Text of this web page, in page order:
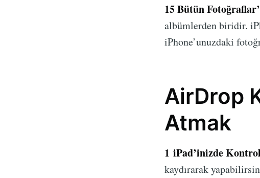
15 Bütün
albümlerden biridir.
iPhone’unuzdaki
AirDrop
Atmak
1 iPad’inizde
kaydırarak